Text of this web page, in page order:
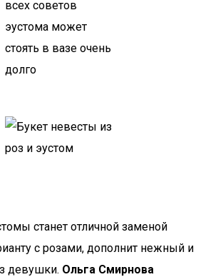
станет отличной заменой
с розами, дополнит нежный и
девушки. Ольга Смирнова